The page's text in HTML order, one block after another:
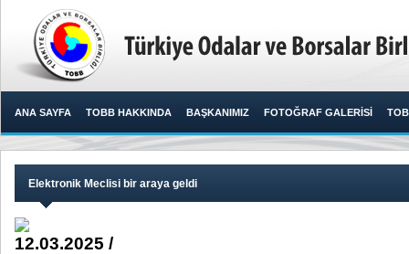
ANA SAYFA TOBB HAKKINDA BAŞKANIMIZ FOTOĞRAF GALERİSİ
Elektronik Meclisi bir araya geldi
12.03.2025 /